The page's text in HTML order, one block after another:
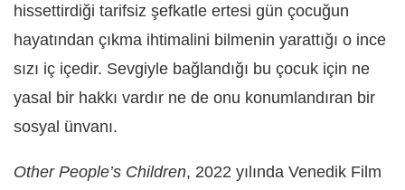
hissettirdiği tarifsiz şefkatle ertesi gün çocuğun
hayatından çıkma ihtimalini bilmenin yarattığı o ince
sızı iç içedir. Sevgiyle bağlandığı bu çocuk için ne
yasal bir hakkı vardır ne de onu konumlandıran bir
sosyal ünvanı.
Other People’s Children, 2022 yılında Venedik Film